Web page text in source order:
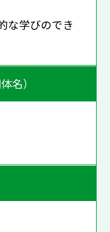
な学びのでき
名）